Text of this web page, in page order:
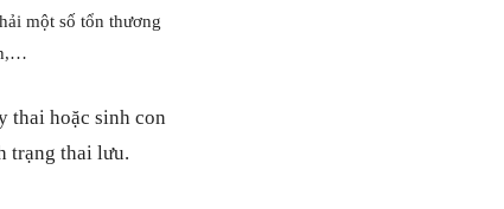
một số tổn thương
thai hoặc sinh con
trạng thai lưu.